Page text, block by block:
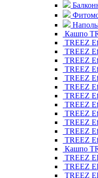
Кашпо
TREEZ
TREEZ
TREEZ
TREEZ
TREEZ
TREEZ
TREEZ
TREEZ
TREEZ
TREEZ
TREEZ
TREEZ
Кашпо
TREEZ
TREEZ
TREEZ